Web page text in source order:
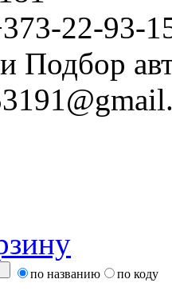
22-93-
Подбор
по названию по коду